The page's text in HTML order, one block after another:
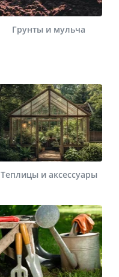
Грунты и мульча
Теплицы и аксессуары